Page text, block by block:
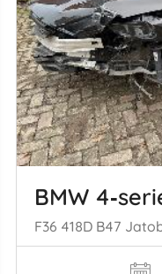
BMW
F36 418D B47